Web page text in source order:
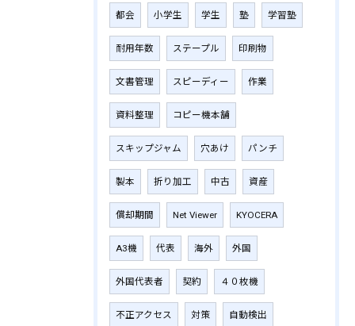
都会 小学生 学生 塾 学習塾
耐用年数 ステープル 印刷物
文書管理 スピーディー 作業
資料整理 コピー機本舗
スキップジャム 穴あけ パンチ
製本 折り加工 中古 資産
償却期間 Net Viewer KYOCERA
A3機 代表 海外 外国
外国代表者 契約 ４０枚機
不正アクセス 対策 自動検出